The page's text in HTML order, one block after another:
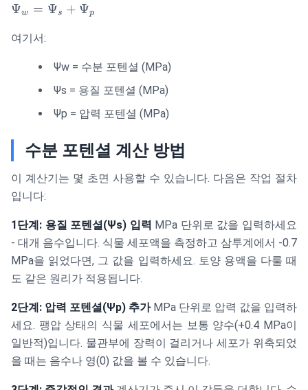
\Psi_w
\Psi_s
\Psi_p
Ψw = Ψs + Ψp
여기서:
Ψw = 수분 포텐셜 (MPa)
Ψs = 용질 포텐셜 (MPa)
Ψp = 압력 포텐셜 (MPa)
수분 포텐셜 계산 방법
이 계산기는 몇 초면 사용할 수 있습니다. 다음은 작업 절차
입니다:
1단계: 용질 포텐셜(Ψs) 입력 MPa 단위로 값을 입력하세요
- 대개 음수입니다. 식물 세포액을 측정하고 삼투계에서 -0.7
MPa을 읽었다면, 그 값을 입력하세요. 토양 용액을 다룰 때
도 같은 원리가 적용됩니다.
2단계: 압력 포텐셜(Ψp) 추가MPa 단위로 압력 값을 입력하
세요. 팽압 상태의 식물 세포에서는 보통 양수(+0.4 MPa이
일반적)입니다. 물관부에 장력이 걸리거나 세포가 위축되었
을 때는 음수나 영(0) 값을 볼 수 있습니다.